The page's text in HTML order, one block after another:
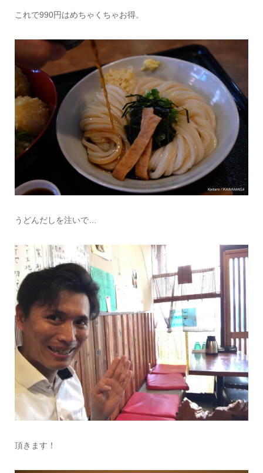
これで990円はめちゃくちゃお得。
うどんだしを注いで…
頂きます！